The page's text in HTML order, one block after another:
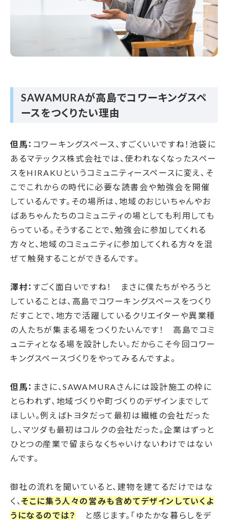
SAWAMURAが高島でコワーキングスペ
ースをつくりたい理由
但馬： コワーキングスペース、すごくいいですね！池袋に
あるマテックス株式会社では、使われなくなったスペー
スをHIRAKUというコミュニティースペースに変え、そ
こでこれからの時代に必要な読書会や勉強会を開催
しているんです。その場所は、地域のおじいちゃんやお
ばあちゃんたちのコミュニティの場としても利用しても
らっている。そうすることで、勉強会に参加してくれる
方々と、地域のコミュニティに参加してくれる方々を混
ぜて触発することができるんです。
澤村： すごく面白いですね！ まさに僕たちがやろうと
していることは、高島でコワーキングスペースをつくり
だすことで、地方で活躍しているクリエイターや異業種
の人たちが集まる場をつくりたいんです！ 高島でコミ
ュニティとなる場を設計したい。だからこそ今回コワー
キングスペースづくりをやってみるんですよ。
但馬： まさに、SAWAMURAさんには設計施工の枠に
とらわれず、地域づくりや町づくりのデザインまでして
ほしい。例えばトヨタだって最初は繊維の会社だった
し、マツダも最初はコルクの会社だった。企業はずっと
ひとつの産業で留まらなくちゃいけないわけではない
んです。
御社の流れを聞いていると、建物を建てるだけではな
く、そこに集う人々の営みも含めてデザインしていくよ
うになるのでは？
と感じます。「ゆたかな暮らしをデ